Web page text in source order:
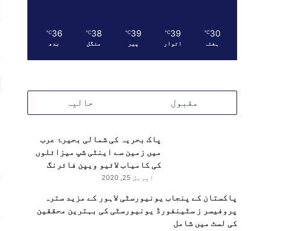
30
℃
ہفتہ
39
℃
اتوار
39
℃
پیر
38
℃
منگل
36
℃
بدھ
مقبول حالیہ
پاک بحریہ کی شمالی بحیرۂ عرب
میں زمین سے اینٹی شپ میزائلوں
کی کامیاب لائیو ویپن فائرنگ
اپریل 25, 2020
پاکستان کے پنجاب یونیورسٹی لاہور کے مزید سترہ
پروفیسر ز سٹینفورڈ یونیورسٹی کی بہترین محققین
کی لسٹ میں شامل